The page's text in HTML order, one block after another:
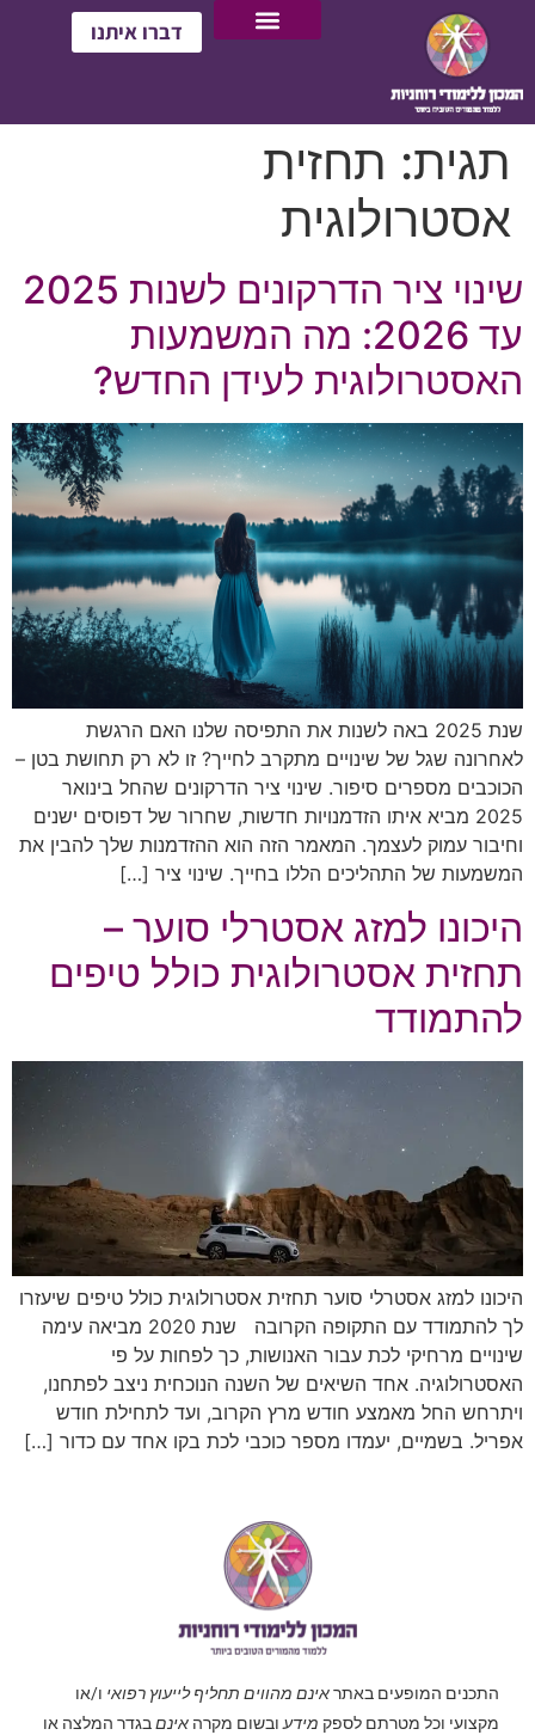
דברו איתנו
תגית: תחזית
אסטרולוגית
שינוי ציר הדרקונים לשנות 2025
עד 2026: מה המשמעות
האסטרולוגית לעידן החדש?
שנת 2025 באה לשנות את התפיסה שלנו האם הרגשת
לאחרונה שגל של שינויים מתקרב לחייך? זו לא רק תחושת בטן –
הכוכבים מספרים סיפור. שינוי ציר הדרקונים שהחל בינואר
2025 מביא איתו הזדמנויות חדשות, שחרור של דפוסים ישנים
וחיבור עמוק לעצמך. המאמר הזה הוא ההזדמנות שלך להבין את
המשמעות של התהליכים הללו בחייך. שינוי ציר […]
היכונו למזג אסטרלי סוער –
תחזית אסטרולוגית כולל טיפים
להתמודד
היכונו למזג אסטרלי סוער תחזית אסטרולוגית כולל טיפים שיעזרו
לך להתמודד עם התקופה הקרובה שנת 2020 מביאה עימה
שינויים מרחיקי לכת עבור האנושות, כך לפחות על פי
האסטרולוגיה. אחד השיאים של השנה הנוכחית ניצב לפתחנו,
ויתרחש החל מאמצע חודש מרץ הקרוב, ועד לתחילת חודש
אפריל. בשמיים, יעמדו מספר כוכבי לכת בקו אחד עם כדור […]
התכנים המופעים באתראינם מהווים תחליף לייעוץ רפואי ו/או
מקצועי וכל מטרתם לספק מידעובשום מקרה אינםבגדר המלצה או